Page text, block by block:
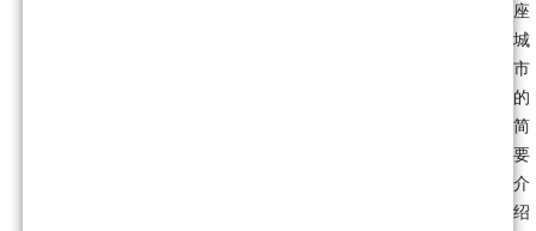
座
城
市
的
简
要
介
绍